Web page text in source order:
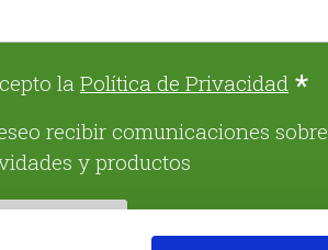
la Política de Privacidad *
recibir comunicaciones sobre
y productos